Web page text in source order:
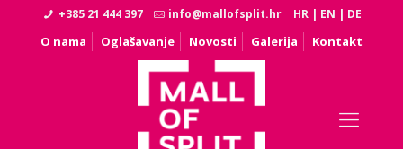
+385 21 444 397 info@mallofsplit.hr HR | EN | DE
O nama Oglašavanje Novosti Galerija Kontakt